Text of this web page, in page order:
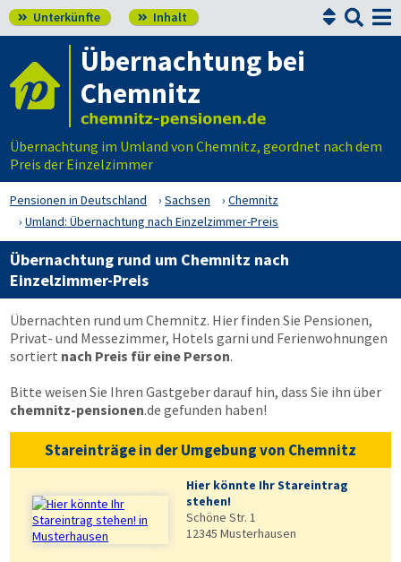
 Unterkünfte  Inhalt 

Übernachtung bei
Chemnitz
Übernachtung im Umland von Chemnitz, geordnet nach dem
Preis der Einzelzimmer
Pensionen in Deutschland Sachsen
Chemnitz
Umland: Übernachtung nach Einzelzimmer-Preis
Übernachtung rund um Chemnitz nach
Einzelzimmer-Preis
Übernachten rund um Chemnitz. Hier finden Sie Pensionen,
Privat- und Messezimmer, Hotels garni und Ferienwohnungen
sortiert nach Preis für eine Person.
Bitte weisen Sie Ihren Gastgeber darauf hin, dass Sie ihn über
chemnitz-pensionen.de gefunden haben!
Stareinträge in der Umgebung von Chemnitz
Hier könnte Ihr Stareintrag
stehen!
Schöne Str. 1
12345 Musterhausen